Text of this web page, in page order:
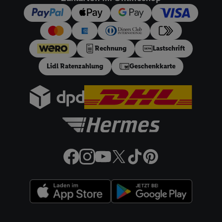
Rechnung Lastschrift
Lidl Ratenzahlung Geschenkkarte
Sofern Sie hier Ihre Zustimmung dazu erteilen und danach ein
Lidl Plus-Konto erstellen bzw. sich in Ihr bestehendes Lidl
Plus-Konto einloggen, kann darüber hinaus auch Ihre dort
angegebene E-Mail-Adresse von uns in gemeinsamer
Verantwortlichkeit mit einem der oben genannten Partner
verwendet werden, um daraus eine spezielle Online-Kennung
zu erstellen (die sogenannte EUID), die wir sodann ähnlich wie
die sogleich beschriebene Utiq-Kennung verwenden können,
um Sie in von Dritten betriebenen Diensten zu erkennen und
Ihnen personalisierte Werbung auszuspielen. Hierzu wird von
uns und einem der anderen oben genannten Partner auch Ihre
gemeinsamer Verantwortlichkeit verarbeitet.
Zudem erlauben Sie uns, der Utiq SA/NV („Utiq“) und
IhremTelekommunikationsnetzbetreiber, die Utiq-Technologie
in den Lidl-Diensten einzusetzen. Utiq prüft zunächst anhand
Ihrer IP-Adresse, ob die Technologie für Sie verfügbar ist.